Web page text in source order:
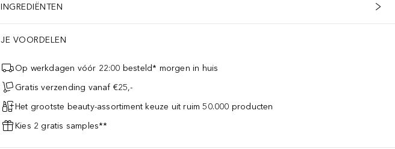
INGREDIËNTEN
JE VOORDELEN
Op werkdagen vóór 22:00 besteld* morgen in huis
Gratis verzending vanaf €25,-
Het grootste beauty-assortiment keuze uit ruim 50.000 producten
Kies 2 gratis samples**